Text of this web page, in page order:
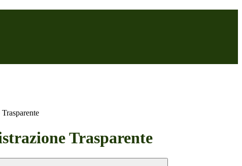
Trasparente